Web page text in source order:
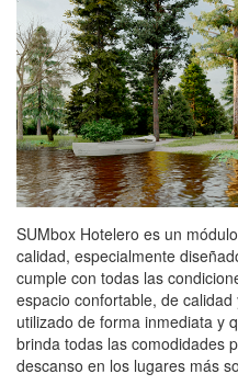
SUMbox Hotelero es un
calidad, especialmente
cumple con todas las
espacio confortable, de
utilizado de forma inmediata y
brinda todas las comodidades
descanso en los lugares más